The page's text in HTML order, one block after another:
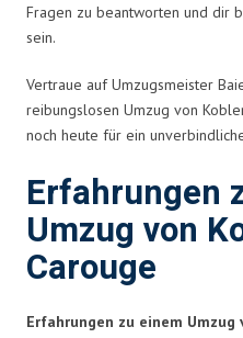
Fragen zu beantworten und dir
sein.
Vertraue auf Umzugsmeister
reibungslosen Umzug von
noch heute für ein
Erfahrungen
Umzug von
Carouge
Erfahrungen zu einem Umzug